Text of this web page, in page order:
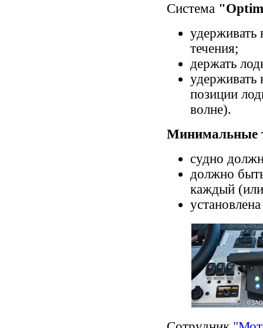
Система
удерживать
течения;
держать
удерживать
позиции
волне).
Минимальные
судно
должно
каждый